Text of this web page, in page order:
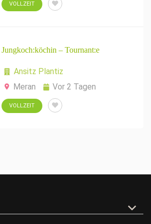
VOLLZEIT
Jungkoch:köchin – Tournant:e
Ansitz Plantiz
Meran
Vor 2 Tagen
VOLLZEIT